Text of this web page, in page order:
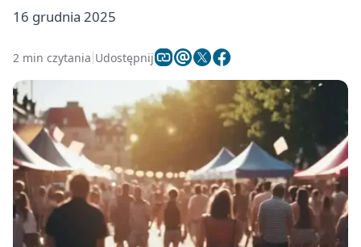
16 grudnia 2025
2 min czytania Udostępnij